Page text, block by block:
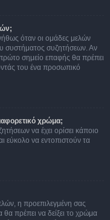
όταν οι ομάδες μελών
συστήματος συζητήσεων. Αν
σημείο επαφής θα πρέπει
του ένα προσωπικό
χρώμα;
να έχει ορίσει κάποιο
εύκολο να εντοπιστούν τα
η προεπιλεγμένη σας
θα πρέπει να δείξει το χρώμα